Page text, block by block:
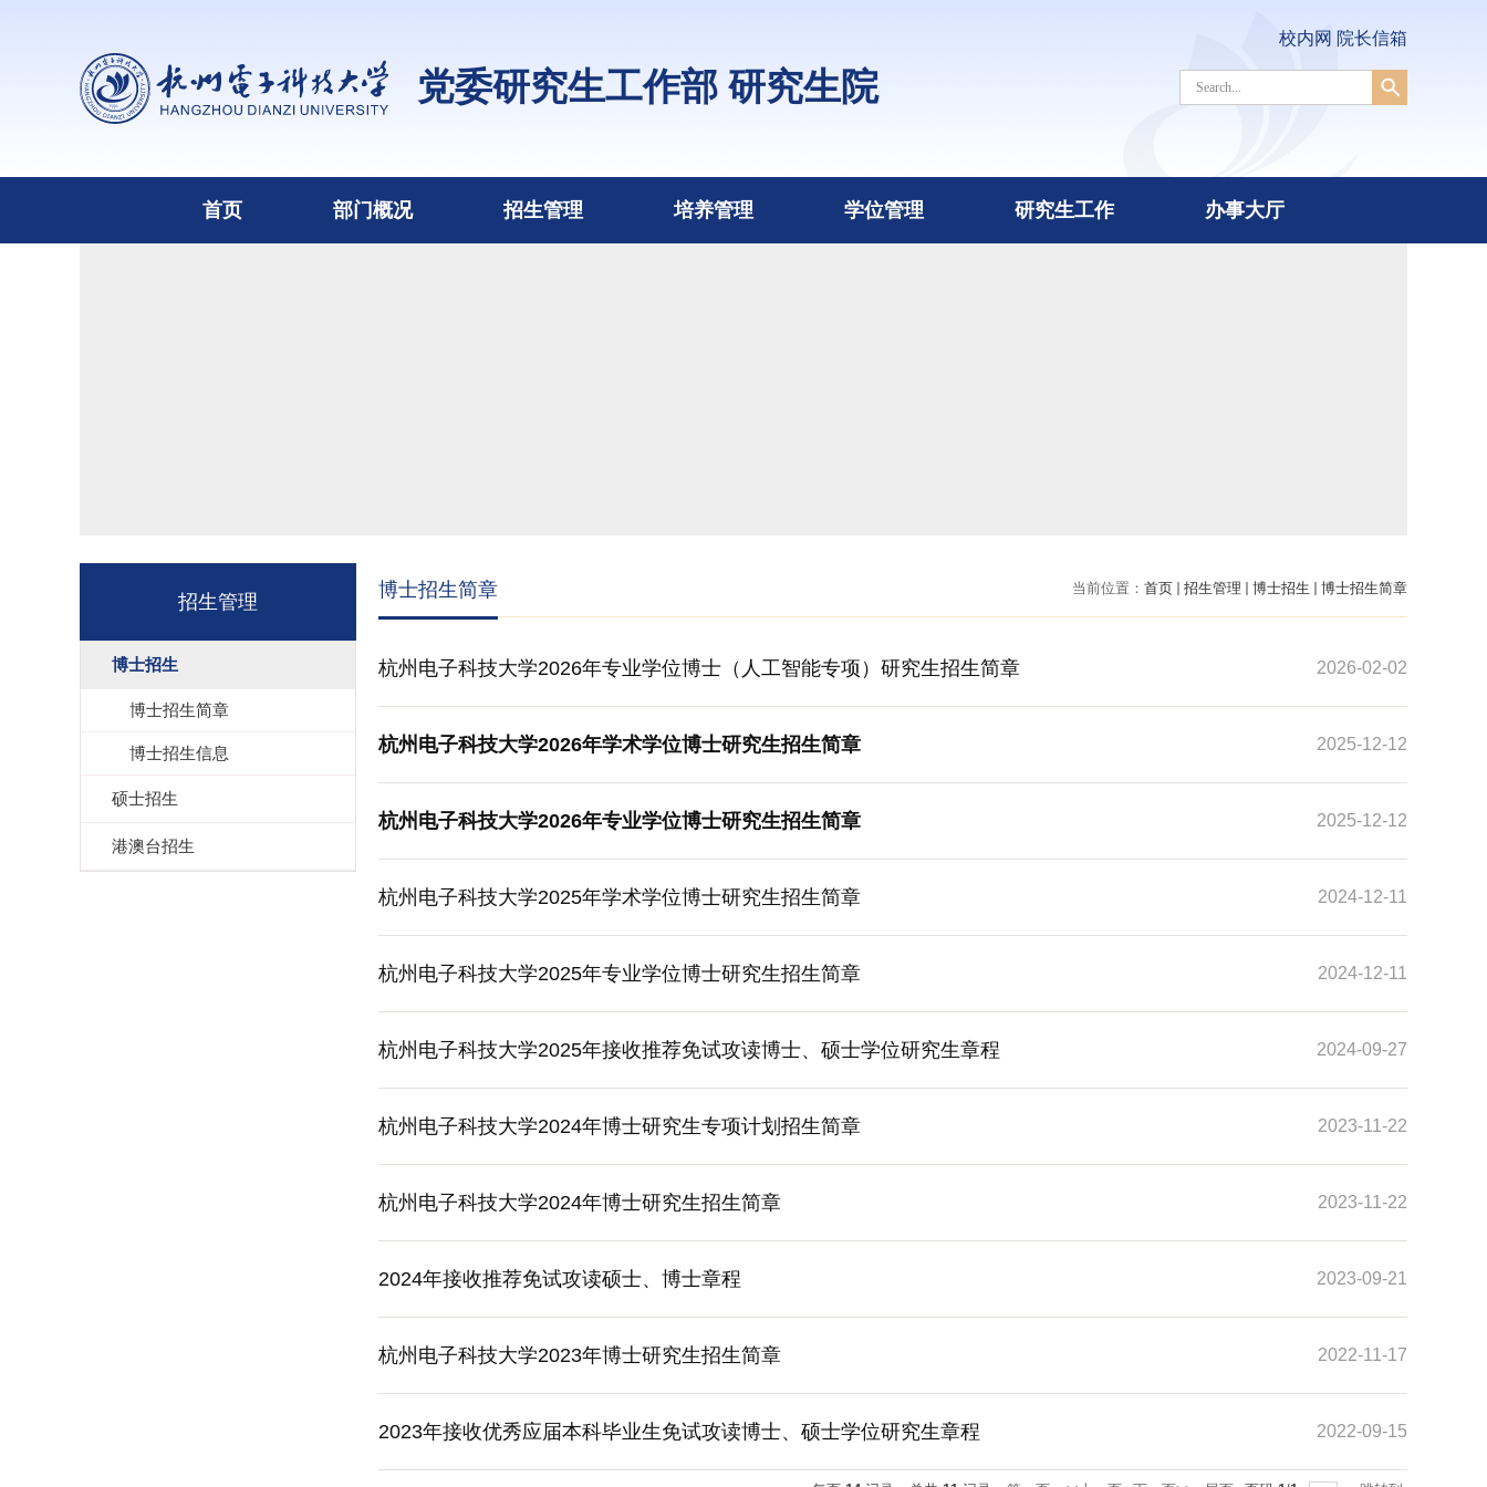
党委研究生工作部 研究生院
校内网 院长信箱
首页 部门概况 招生管理 培养管理 学位管理 研究生工作 办事大厅
招生管理
博士招生
博士招生简章
博士招生信息
硕士招生
港澳台招生
当前位置： 首页 招生管理 博士招生 博士招生简章
博士招生简章
杭州电子科技大学2026年专业学位博士（人工智能专项）研究生招生简章 2026-02-02
杭州电子科技大学2026年学术学位博士研究生招生简章 2025-12-12
杭州电子科技大学2026年专业学位博士研究生招生简章 2025-12-12
杭州电子科技大学2025年学术学位博士研究生招生简章 2024-12-11
杭州电子科技大学2025年专业学位博士研究生招生简章 2024-12-11
杭州电子科技大学2025年接收推荐免试攻读博士、硕士学位研究生章程 2024-09-27
杭州电子科技大学2024年博士研究生专项计划招生简章 2023-11-22
杭州电子科技大学2024年博士研究生招生简章 2023-11-22
2024年接收推荐免试攻读硕士、博士章程 2023-09-21
杭州电子科技大学2023年博士研究生招生简章 2022-11-17
2023年接收优秀应届本科毕业生免试攻读博士、硕士学位研究生章程 2022-09-15